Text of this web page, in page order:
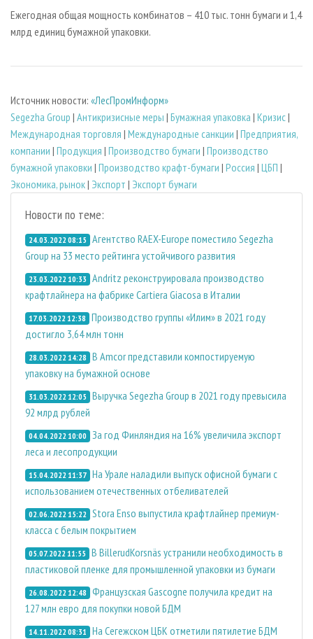
Ежегодная общая мощность комбинатов – 410 тыс. тонн бумаги и 1,4
млрд единиц бумажной упаковки.
Источник новости: «ЛесПромИнформ»
Segezha Group | Антикризисные меры | Бумажная упаковка | Кризис|
Международная торговля | Международные санкции | Предприятия,
компании | Продукция | Производство бумаги | Производство
бумажной упаковки | Производство крафт-бумаги | Россия | ЦБП |
Экономика, рынок| Экспорт | Экспорт бумаги
Новости по теме:
24.03.2022 08:15 Агентство RAEX-Europe поместило Segezha
Group на 33 место рейтинга устойчивого развития
23.03.2022 10:33 Andritz реконструировала производство
крафтлайнера на фабрике Cartiera Giacosa в Италии
17.03.2022 12:38 Производство группы «Илим» в 2021 году
достигло 3,64 млн тонн
28.03.2022 14:28 В Amcor представили компостируемую
упаковку на бумажной основе
31.03.2022 12:05 Выручка Segezha Group в 2021 году превысила
92 млрд рублей
04.04.2022 10:00 За год Финляндия на 16% увеличила экспорт
леса и лесопродукции
15.04.2022 11:37 На Урале наладили выпуск офисной бумаги с
использованием отечественных отбеливателей
02.06.2022 15:22 Stora Enso выпустила крафтлайнер премиум-
класса с белым покрытием
05.07.2022 11:55 В BillerudKorsnäs устранили необходимость в
пластиковой пленке для промышленной упаковки из бумаги
26.08.2022 12:48 Французская Gascogne получила кредит на
127 млн евро для покупки новой БДМ
14.11.2022 08:31 На Сегежском ЦБК отметили пятилетие БДМ